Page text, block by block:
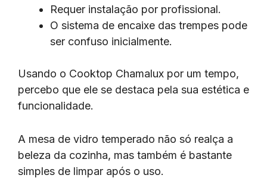
Requer instalação por profissional.
O sistema de encaixe das trempes pode
ser confuso inicialmente.
Usando o Cooktop Chamalux por um tempo,
percebo que ele se destaca pela sua estética e
funcionalidade.
A mesa de vidro temperado não só realça a
beleza da cozinha, mas também é bastante
simples de limpar após o uso.